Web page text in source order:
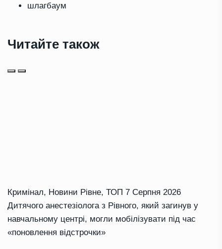
шлагбаум
Читайте також
Кримінал, Новини Рівне, ТОП 7 Серпня 2026
Дитячого анестезіолога з Рівного, який загинув у
навчальному центрі, могли мобілізувати під час
«поновлення відстрочки»